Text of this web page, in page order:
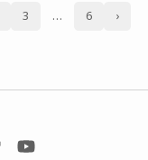
3 … 6 ›